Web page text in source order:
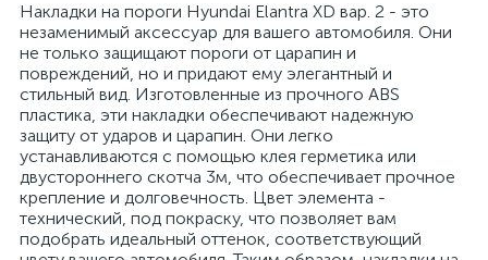
Накладки на пороги Hyundai Elantra XD вар. 2 - это
незаменимый аксессуар для вашего автомобиля. Они
не только защищают пороги от царапин и
повреждений, но и придают ему элегантный и
стильный вид. Изготовленные из прочного ABS
пластика, эти накладки обеспечивают надежную
защиту от ударов и царапин. Они легко
устанавливаются с помощью клея герметика или
двустороннего скотча 3м, что обеспечивает прочное
крепление и долговечность. Цвет элемента -
технический, под покраску, что позволяет вам
подобрать идеальный оттенок, соответствующий